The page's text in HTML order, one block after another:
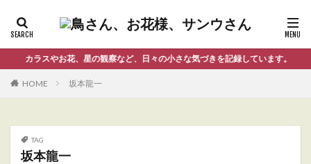
カラスやお花、星の観察など、日々の小さな気づきを記録しています。
HOME 坂本龍一
TAG
坂本龍一